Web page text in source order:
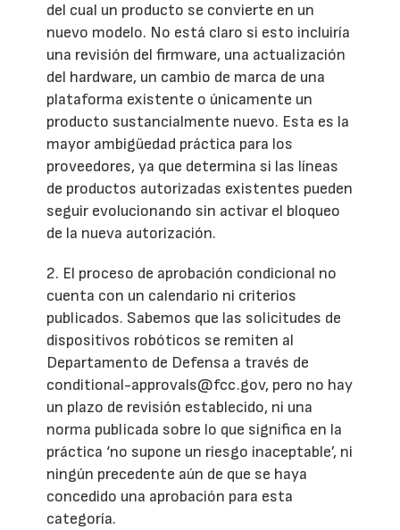
del cual un producto se convierte en un
nuevo modelo. No está claro si esto incluiría
una revisión del firmware, una actualización
del hardware, un cambio de marca de una
plataforma existente o únicamente un
producto sustancialmente nuevo. Esta es la
mayor ambigüedad práctica para los
proveedores, ya que determina si las líneas
de productos autorizadas existentes pueden
seguir evolucionando sin activar el bloqueo
de la nueva autorización.
2. El proceso de aprobación condicional no
cuenta con un calendario ni criterios
publicados. Sabemos que las solicitudes de
dispositivos robóticos se remiten al
Departamento de Defensa a través de
conditional-approvals@fcc.gov, pero no hay
un plazo de revisión establecido, ni una
norma publicada sobre lo que significa en la
práctica ‘no supone un riesgo inaceptable’, ni
ningún precedente aún de que se haya
concedido una aprobación para esta
categoría.